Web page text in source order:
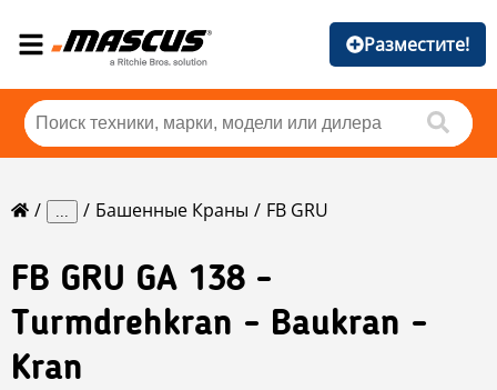
Разместите!
... Башенные Краны FB GRU
FB GRU GA 138 -
Turmdrehkran - Baukran -
Kran